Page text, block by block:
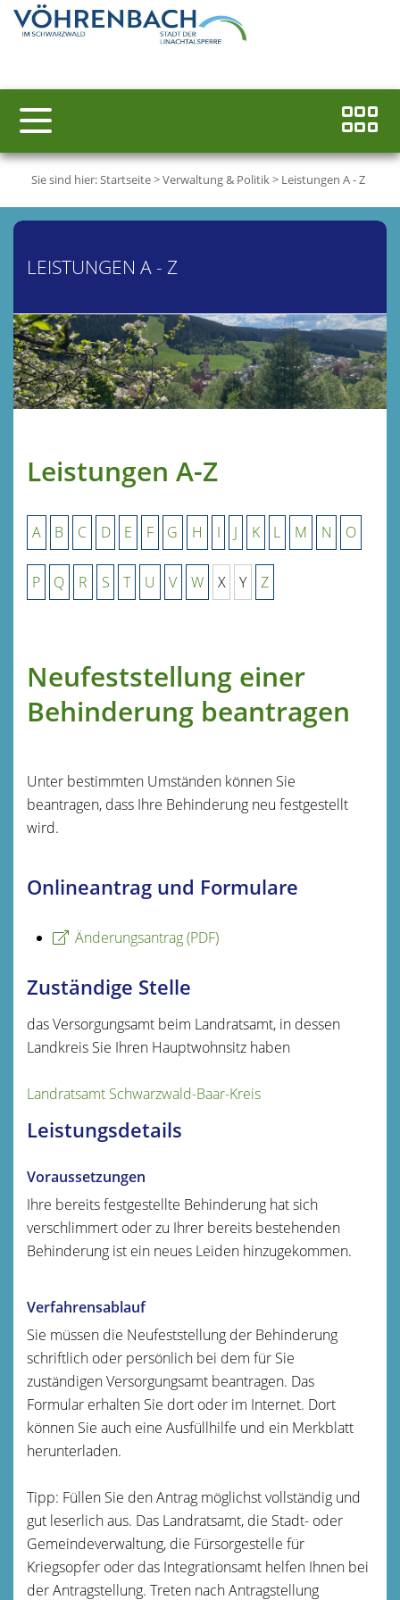
Sie sind hier:Startseite>Verwaltung & Politik> Leistungen A - Z
LEISTUNGEN A - Z
Leistungen A-Z
A B C D E F G H I J K L M N O
P Q R S T U V W X Y Z
Neufeststellung einer
Behinderung beantragen
Unter bestimmten Umständen können Sie
beantragen, dass Ihre Behinderung neu festgestellt
wird.
Onlineantrag und Formulare
Änderungsantrag (PDF)
Zuständige Stelle
das Versorgungsamt beim Landratsamt, in dessen
Landkreis Sie Ihren Hauptwohnsitz haben
Landratsamt Schwarzwald-Baar-Kreis
Leistungsdetails
Voraussetzungen
Ihre bereits festgestellte Behinderung hat sich
verschlimmert oder zu Ihrer bereits bestehenden
Behinderung ist ein neues Leiden hinzugekommen.
Verfahrensablauf
Sie müssen die Neufeststellung der Behinderung
schriftlich oder persönlich bei dem für Sie
zuständigen Versorgungsamt beantragen. Das
Formular erhalten Sie dort oder im Internet. Dort
können Sie auch eine Ausfüllhilfe und ein Merkblatt
herunterladen.
Tipp: Füllen Sie den Antrag möglichst vollständig und
gut leserlich aus. Das Landratsamt, die Stadt- oder
Gemeindeverwaltung, die Fürsorgestelle für
Kriegsopfer oder das Integrationsamt helfen Ihnen bei
der Antragstellung. Treten nach Antragstellung